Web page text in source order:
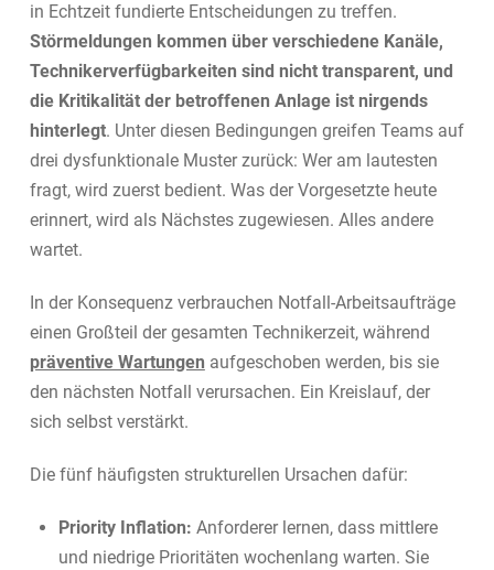
in Echtzeit fundierte Entscheidungen zu treffen.
Störmeldungen kommen über verschiedene Kanäle,
Technikerverfügbarkeiten sind nicht transparent, und
die Kritikalität der betroffenen Anlage ist nirgends
hinterlegt. Unter diesen Bedingungen greifen Teams auf
drei dysfunktionale Muster zurück: Wer am lautesten
fragt, wird zuerst bedient. Was der Vorgesetzte heute
erinnert, wird als Nächstes zugewiesen. Alles andere
wartet.
In der Konsequenz verbrauchen Notfall-Arbeitsaufträge
einen Großteil der gesamten Technikerzeit, während
präventive Wartungen aufgeschoben werden, bis sie
den nächsten Notfall verursachen. Ein Kreislauf, der
sich selbst verstärkt.
Die fünf häufigsten strukturellen Ursachen dafür:
Priority Inflation: Anforderer lernen, dass mittlere
und niedrige Prioritäten wochenlang warten. Sie